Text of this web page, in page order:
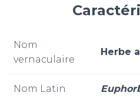
Nom
vernaculaire
Herbe
Nom Latin